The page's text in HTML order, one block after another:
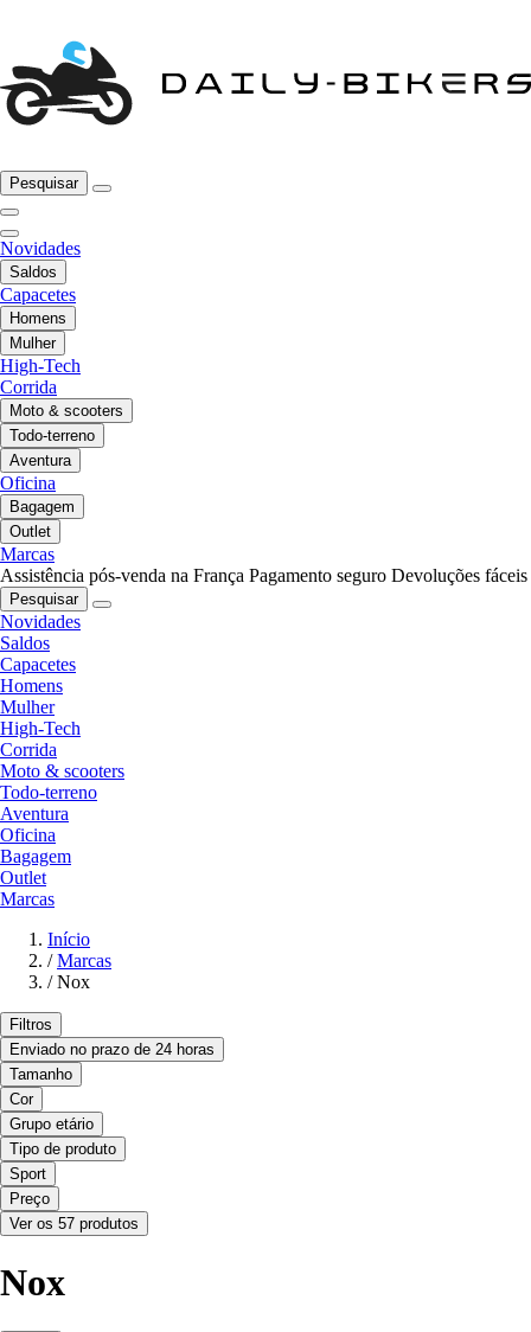
Pesquisar
Novidades
Saldos
Capacetes
Homens
Mulher
High-Tech
Corrida
Moto & scooters
Todo-terreno
Aventura
Oficina
Bagagem
Outlet
Marcas
Assistência pós-venda na França Pagamento seguro Devoluções fáceis
Pesquisar
Novidades
Saldos
Capacetes
Homens
Mulher
High-Tech
Corrida
Moto & scooters
Todo-terreno
Aventura
Oficina
Bagagem
Outlet
Marcas
Início
/ Marcas
/ Nox
Filtros
Enviado no prazo de 24 horas
Tamanho
Cor
Grupo etário
Tipo de produto
Sport
Preço
Ver os 57 produtos
Nox